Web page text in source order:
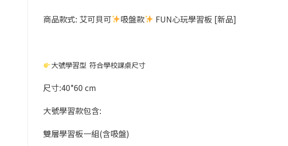
商品款式: 艾可貝可 吸盤款 FUN心玩學習板 [新品]
大號學習型 符合學校課桌尺寸
尺寸:40*60 cm
大號學習款包含:
雙層學習板一組(含吸盤)